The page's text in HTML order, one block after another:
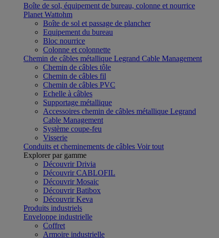
Boîte de sol, équipement de bureau, colonne et nourrice
Planet Wattohm
Boîte de sol et passage de plancher
Equipement du bureau
Bloc nourrice
Colonne et colonnette
Chemin de câbles métallique Legrand Cable Management
Chemin de câbles tôle
Chemin de câbles fil
Chemin de câbles PVC
Echelle à câbles
Supportage métallique
Accessoires chemin de câbles métallique Legrand
Cable Management
Système coupe-feu
Visserie
Conduits et cheminements de câbles Voir tout
Explorer par gamme
Découvrir Drivia
Découvrir CABLOFIL
Découvrir Mosaic
Découvrir Batibox
Découvrir Keva
Produits industriels
Enveloppe industrielle
Coffret
Armoire industrielle